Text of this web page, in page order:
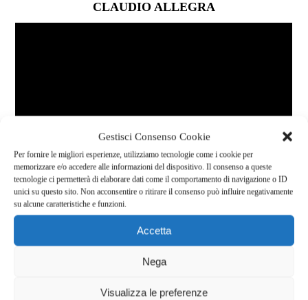
Gestisci Consenso Cookie
Per fornire le migliori esperienze, utilizziamo tecnologie come i cookie per
memorizzare e/o accedere alle informazioni del dispositivo. Il consenso a queste
tecnologie ci permetterà di elaborare dati come il comportamento di navigazione o ID
unici su questo sito. Non acconsentire o ritirare il consenso può influire negativamente
su alcune caratteristiche e funzioni.
Accetta
Nega
Visualizza le preferenze
CLAUDIO ALLEGRA
INTERVISTA A CLAUDIO ALLEGRA. Angiologo